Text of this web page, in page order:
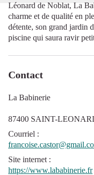
Léonard de Noblat, La
charme et de qualité en
détente, son grand jardin
piscine qui saura ravir
Contact
La Babinerie
87400 SAINT-
Courriel :
Site internet :
https://www.lababinerie.fr